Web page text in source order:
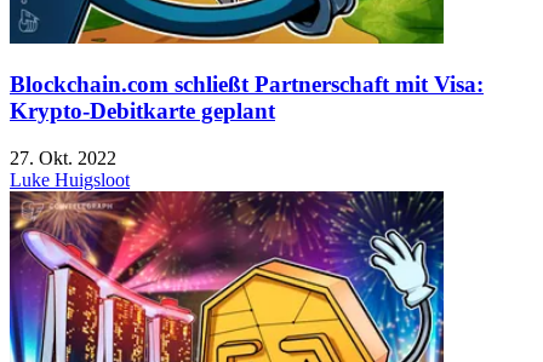
Blockchain.com schließt Partnerschaft mit Visa:
Krypto-Debitkarte geplant
27. Okt. 2022
Luke Huigsloot